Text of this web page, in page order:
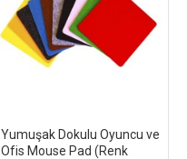
Yumuşak Dokulu Oyuncu ve
Ofis Mouse Pad (Renk